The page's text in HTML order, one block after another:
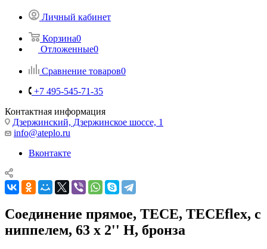
Личный кабинет
Корзина0
Отложенные0
Сравнение товаров0
+7 495-545-71-35
Контактная информация
Дзержинский, Дзержинское шоссе, 1
info@ateplo.ru
Вконтакте
Соединение прямое, TECE, TECEflex, с
ниппелем, 63 х 2'' Н, бронза